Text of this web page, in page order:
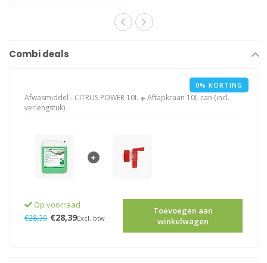
Combi deals
0% KORTING
Afwasmiddel - CITRUS POWER 10L
Aftapkraan 10L can (incl.
verlengstuk)
Op voorraad
€28,39 €28,39Excl. btw
Toevoegen aan
winkelwagen